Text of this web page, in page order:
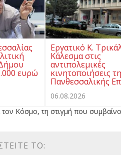
ευρώ
Εργατικό Κ.
Κάλεσμα στις
αντιπολεμικές
κινητοποιήσεις
Πανθεσσαλικής
06.08.2026
τον Κόσμο, τη στιγμή που
ΤΟ: